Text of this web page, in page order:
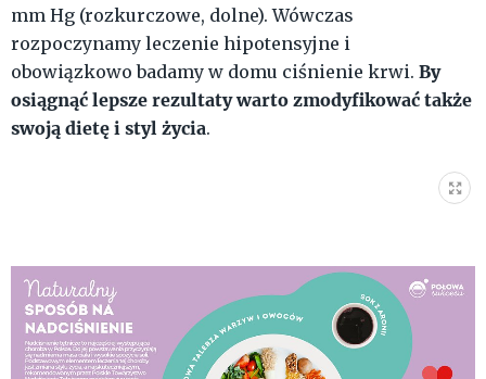
mm Hg (rozkurczowe, dolne). Wówczas
rozpoczynamy leczenie hipotensyjne i
obowiązkowo badamy w domu ciśnienie krwi. By
osiągnąć lepsze rezultaty warto zmodyfikować także
swoją dietę i styl życia.